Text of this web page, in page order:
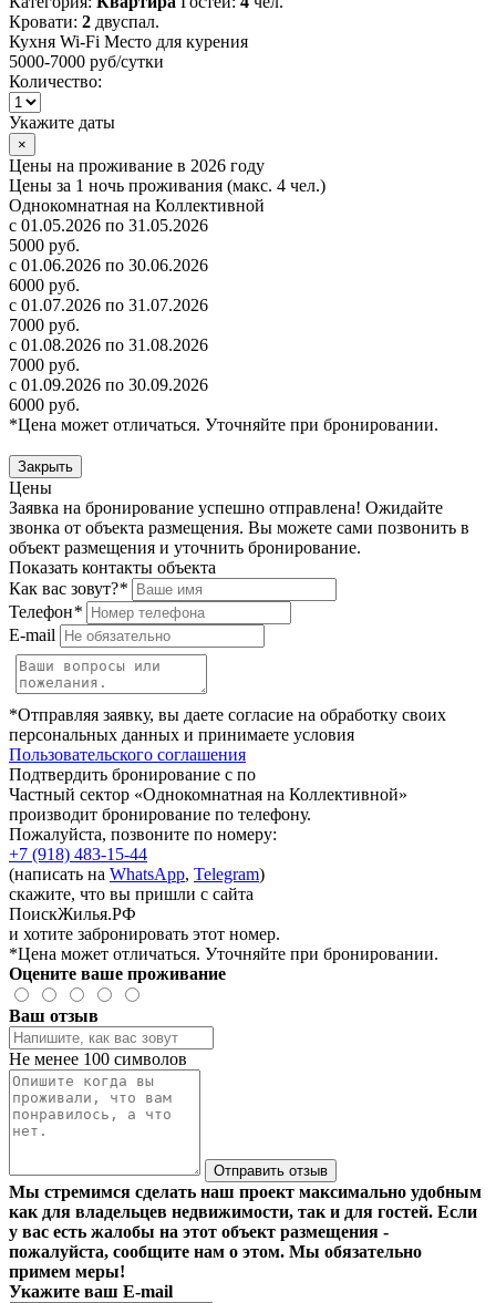
Кровати: 2 двуспал.
Кухня Wi-Fi Место для курения
5000-7000 руб/сутки
Количество:
Укажите даты
×
Цены на проживание в 2026 году
Цены за 1 ночь проживания (макс. 4 чел.)
Однокомнатная на Коллективной
с 01.05.2026 по 31.05.2026
5000 руб.
с 01.06.2026 по 30.06.2026
6000 руб.
с 01.07.2026 по 31.07.2026
7000 руб.
с 01.08.2026 по 31.08.2026
7000 руб.
с 01.09.2026 по 30.09.2026
6000 руб.
*Цена может отличаться. Уточняйте при бронировании.
Закрыть
Цены
Заявка на бронирование успешно отправлена! Ожидайте
звонка от объекта размещения. Вы можете сами позвонить в
объект размещения и уточнить бронирование.
Показать контакты объекта
Как вас зовут?*
Телефон*
E-mail
*Отправляя заявку, вы даете согласие на обработку своих
персональных данных и принимаете условия
Пользовательского соглашения
Подтвердить бронирование с по
Частный сектор «Однокомнатная на Коллективной»
производит бронирование по телефону.
Пожалуйста, позвоните по номеру:
+7 (918) 483-15-44
(написать на WhatsApp, Telegram)
скажите, что вы пришли с сайта
ПоискЖилья.РФ
и хотите забронировать этот номер.
*Цена может отличаться. Уточняйте при бронировании.
Оцените ваше проживание
Ваш отзыв
Не менее 100 символов
Отправить отзыв
Мы стремимся сделать наш проект максимально удобным
как для владельцев недвижимости, так и для гостей. Если
у вас есть жалобы на этот объект размещения -
пожалуйста, сообщите нам о этом. Мы обязательно
примем меры!
Укажите ваш E-mail